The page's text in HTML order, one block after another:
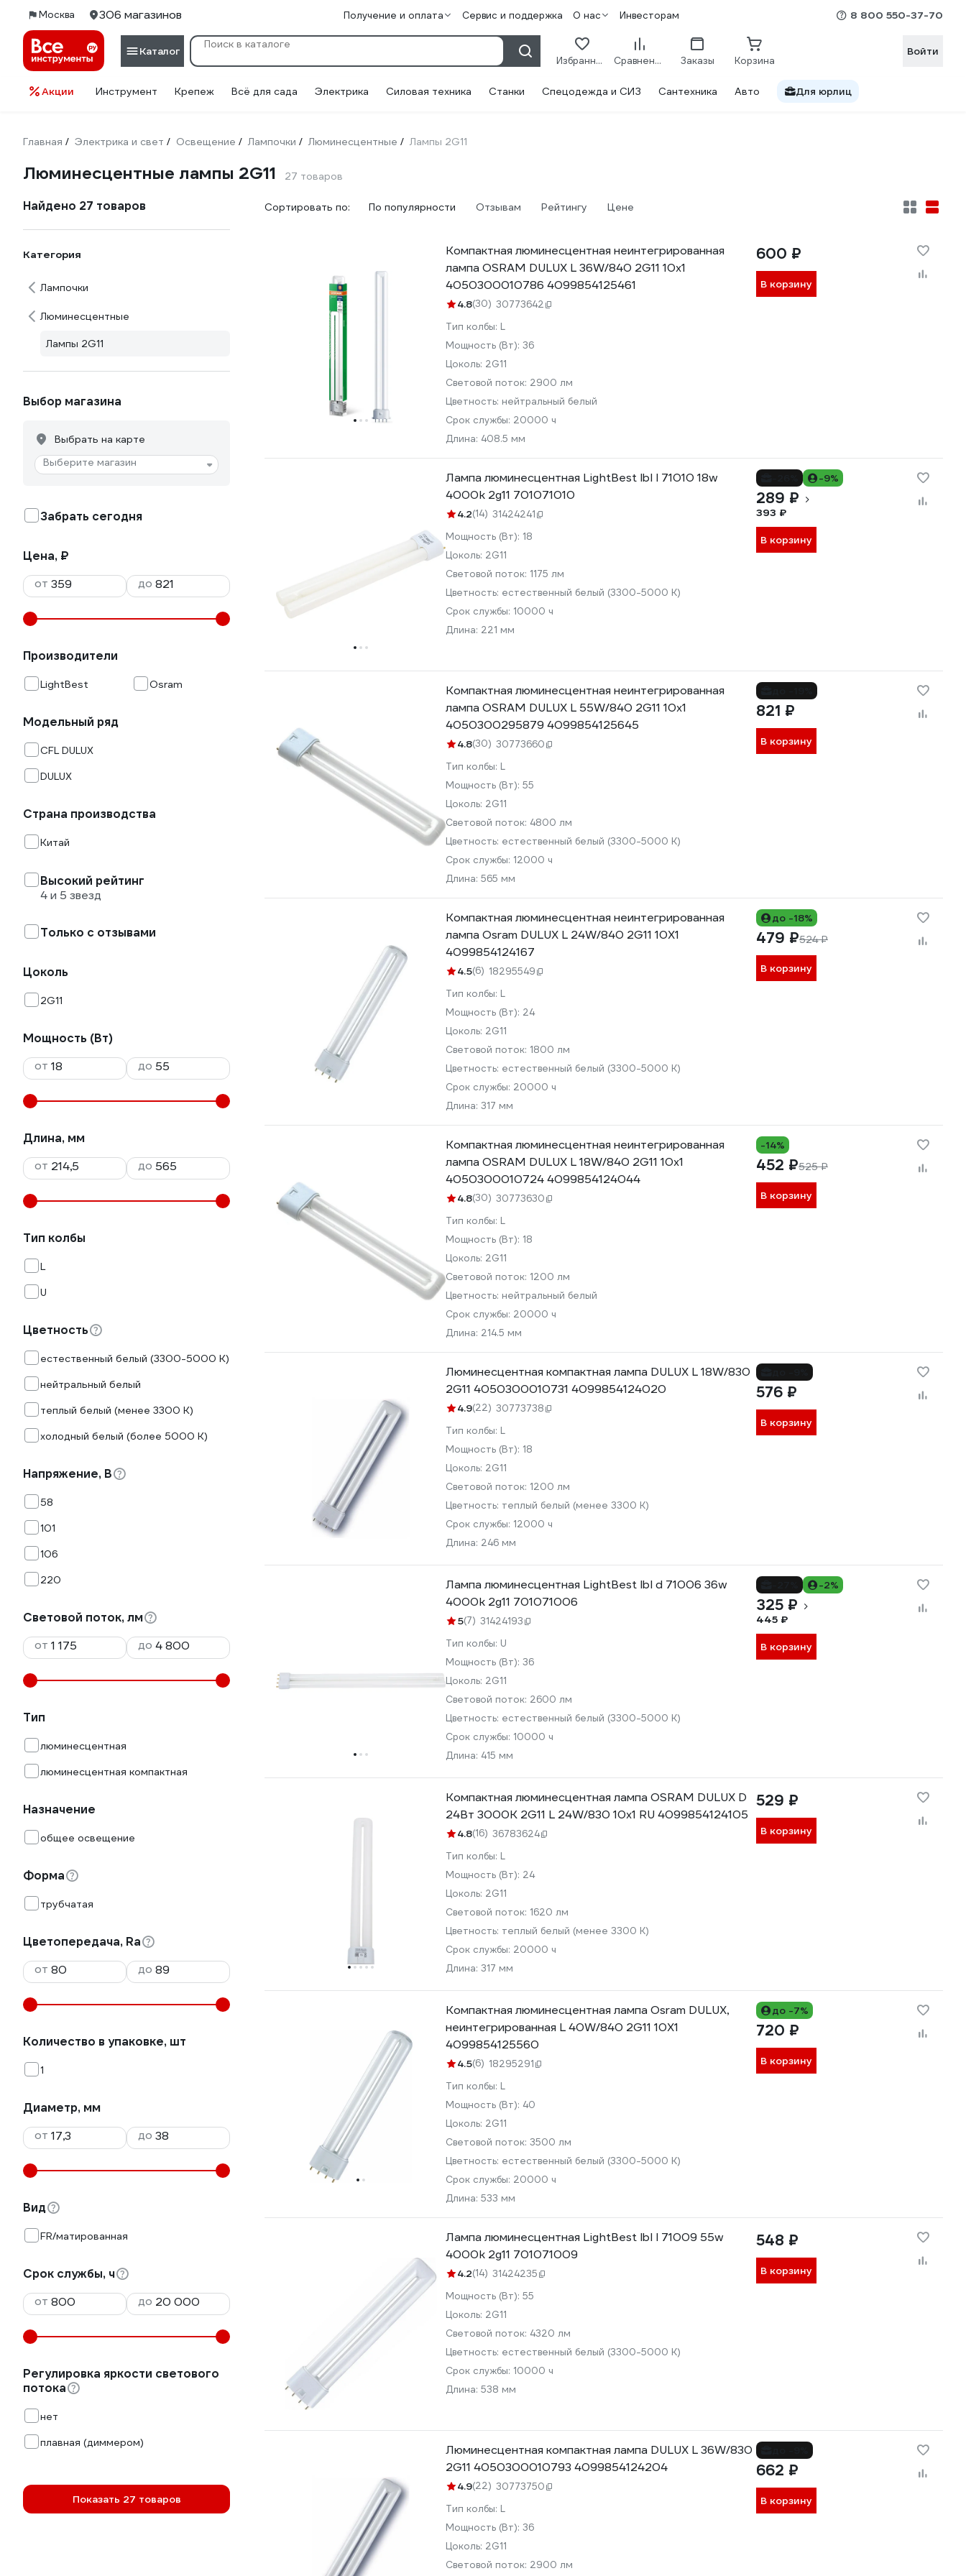
Москва 306 магазинов Получение и оплата Сервис и поддержка О нас Инвесторам 8 800 550-37-70
Каталог
Избранное Сравнение Заказы Корзина
Войти
Акции Инструмент Крепеж Всё для сада Электрика Силовая техника Станки Спецодежда и СИЗ Сантехника Авто Для юрлиц
Главная / Электрика и свет / Освещение / Лампочки / Люминесцентные / Лампы 2G11
Люминесцентные лампы 2G11 27 товаров
Найдено 27 товаров
Категория
Лампочки
Люминесцентные
Лампы 2G11
Выбор магазина
Выбрать на карте
Выберите магазин
Забрать сегодня
Цена, ₽
от
до
Производители
LightBest Osram
Модельный ряд
CFL DULUX
DULUX
Страна производства
Китай
Высокий рейтинг
4 и 5 звезд
Только с отзывами
Цоколь
2G11
Мощность (Вт)
от
до
Длина, мм
от
до
Тип колбы
L
U
Цветность
естественный белый (3300-5000 К)
нейтральный белый
теплый белый (менее 3300 К)
холодный белый (более 5000 К)
Напряжение, В
58
101
106
220
Световой поток, лм
от
до
Тип
люминесцентная
люминесцентная компактная
Назначение
общее освещение
Форма
трубчатая
Цветопередача, Ra
от
до
Количество в упаковке, шт
1
Диаметр, мм
от
до
Вид
FR/матированная
Срок службы, ч
от
до
Регулировка яркости светового
потока
нет
плавная (диммером)
Показать 27 товаров
Сортировать по: По популярности Отзывам Рейтингу Цене
Компактная люминесцентная неинтегрированная
лампа OSRAM DULUX L 36W/840 2G11 10x1
4050300010786 4099854125461
4.8(30) 30773642
Тип колбы: L
Мощность (Вт): 36
Цоколь: 2G11
Световой поток: 2900 лм
Цветность: нейтральный белый
Срок службы: 20000 ч
Длина: 408.5 мм
600 ₽
В корзину
Лампа люминесцентная LightBest lbl l 71010 18w
4000k 2g11 701071010
4.2(14) 31424241
Мощность (Вт): 18
Цоколь: 2G11
Световой поток: 1175 лм
Цветность: естественный белый (3300-5000 К)
Срок службы: 10000 ч
Длина: 221 мм
-9%
289 ₽
393 ₽
В корзину
Компактная люминесцентная неинтегрированная
лампа OSRAM DULUX L 55W/840 2G11 10x1
4050300295879 4099854125645
4.8(30) 30773660
Тип колбы: L
Мощность (Вт): 55
Цоколь: 2G11
Световой поток: 4800 лм
Цветность: естественный белый (3300-5000 К)
Срок службы: 12000 ч
Длина: 565 мм
821 ₽
В корзину
Компактная люминесцентная неинтегрированная
лампа Osram DULUX L 24W/840 2G11 10X1
4099854124167
4.5(6) 18295549
Тип колбы: L
Мощность (Вт): 24
Цоколь: 2G11
Световой поток: 1800 лм
Цветность: естественный белый (3300-5000 К)
Срок службы: 20000 ч
Длина: 317 мм
до -18%
479 ₽524 ₽
В корзину
Компактная люминесцентная неинтегрированная
лампа OSRAM DULUX L 18W/840 2G11 10x1
4050300010724 4099854124044
4.8(30) 30773630
Тип колбы: L
Мощность (Вт): 18
Цоколь: 2G11
Световой поток: 1200 лм
Цветность: нейтральный белый
Срок службы: 20000 ч
Длина: 214.5 мм
-14%
452 ₽525 ₽
В корзину
Люминесцентная компактная лампа DULUX L 18W/830
2G11 4050300010731 4099854124020
4.9(22) 30773738
Тип колбы: L
Мощность (Вт): 18
Цоколь: 2G11
Световой поток: 1200 лм
Цветность: теплый белый (менее 3300 К)
Срок службы: 12000 ч
Длина: 246 мм
576 ₽
В корзину
Лампа люминесцентная LightBest lbl d 71006 36w
4000k 2g11 701071006
5(7) 31424193
Тип колбы: U
Мощность (Вт): 36
Цоколь: 2G11
Световой поток: 2600 лм
Цветность: естественный белый (3300-5000 К)
Срок службы: 10000 ч
Длина: 415 мм
-2%
325 ₽
445 ₽
В корзину
Компактная люминесцентная лампа OSRAM DULUX D
24Вт 3000К 2G11 L 24W/830 10x1 RU 4099854124105
4.8(16) 36783624
Тип колбы: L
Мощность (Вт): 24
Цоколь: 2G11
Световой поток: 1620 лм
Цветность: теплый белый (менее 3300 К)
Срок службы: 20000 ч
Длина: 317 мм
529 ₽
В корзину
Компактная люминесцентная лампа Osram DULUX,
неинтегрированная L 40W/840 2G11 10X1
4099854125560
4.5(6) 18295291
Тип колбы: L
Мощность (Вт): 40
Цоколь: 2G11
Световой поток: 3500 лм
Цветность: естественный белый (3300-5000 К)
Срок службы: 20000 ч
Длина: 533 мм
до -7%
720 ₽
В корзину
Лампа люминесцентная LightBest lbl l 71009 55w
4000k 2g11 701071009
4.2(14) 31424235
Мощность (Вт): 55
Цоколь: 2G11
Световой поток: 4320 лм
Цветность: естественный белый (3300-5000 К)
Срок службы: 10000 ч
Длина: 538 мм
548 ₽
В корзину
Люминесцентная компактная лампа DULUX L 36W/830
2G11 4050300010793 4099854124204
4.9(22) 30773750
Тип колбы: L
Мощность (Вт): 36
Цоколь: 2G11
Световой поток: 2900 лм
662 ₽
В корзину